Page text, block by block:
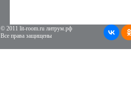
© 2011 lit-room.ru литрум.рф
Все права защищены